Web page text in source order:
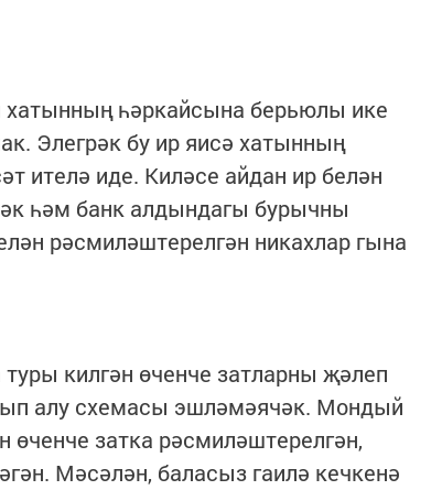
хатынның һәркайсына берьюлы ике
Элегрәк бу ир яисә хатынның
ителә иде. Киләсе айдан ир белән
һәм банк алдындагы бурычны
рәсмиләштерелгән никахлар гына
килгән өченче затларны җәлеп
алу схемасы эшләмәячәк. Мондый
затка рәсмиләштерелгән,
Мәсәлән, баласыз гаилә кечкенә